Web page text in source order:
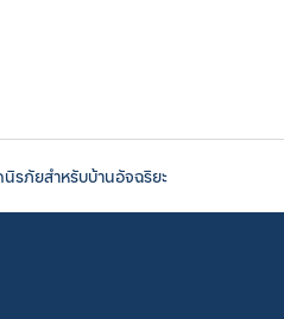
รภัยสำหรับบ้านอัจฉริยะ